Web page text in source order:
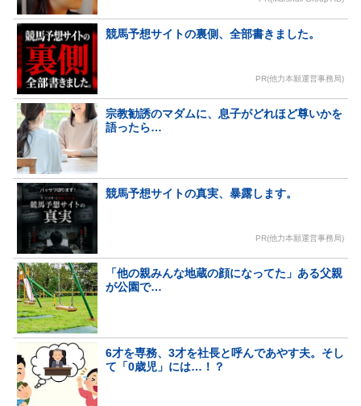
競馬予想サイトの裏側、全部書きました。
PR(他力本願運営事務局)
宗教勧誘のマダムに、息子がどれほど尊いかを
語ったら…
競馬予想サイトの真実、暴露します。
PR(他力本願運営事務局)
「他の親みんな地蔵の顔になってた」ある父親
が公園で…
6才を専務、3才を社長と呼んであやす夫。そし
て「0歳児」には…！？